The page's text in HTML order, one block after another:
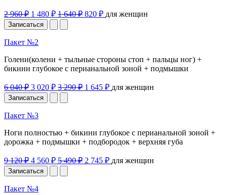
2 960 ₽ 1 480 ₽ 1 640 ₽ 820 ₽ для женщин
Записаться
Пакет №2
Голени(колени + тыльные стороны стоп + пальцы ног) +
бикини глубокое с перианальной зоной + подмышки
6 040 ₽ 3 020 ₽ 3 290 ₽ 1 645 ₽ для женщин
Записаться
Пакет №3
Ноги полностью + бикини глубокое с перианальной зоной +
дорожка + подмышки + подбородок + верхняя губа
9 120 ₽ 4 560 ₽ 5 490 ₽ 2 745 ₽ для женщин
Записаться
Пакет №4